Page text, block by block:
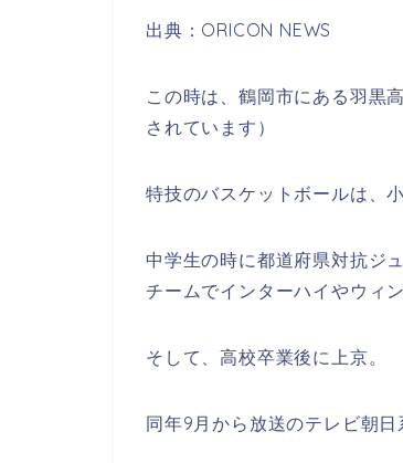
出典：ORICON NEWS
この時は、鶴岡市にある羽黒
されています）
特技のバスケットボールは、
中学生の時に都道府県対抗ジ
チームでインターハイやウィ
そして、高校卒業後に上京。
同年9月から放送のテレビ朝